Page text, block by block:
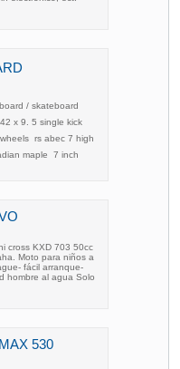

/ skateboard 
x 9. 5 single kick
 rs abec 7 high
maple  7 inch
cross KXD 703 50cc
Moto para niños a
fácil arranque-
hombre al agua Solo
530